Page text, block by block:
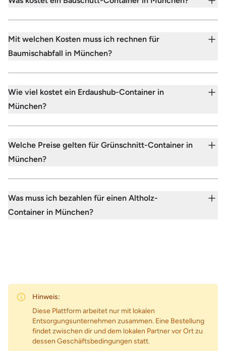
Mit welchen Kosten muss ich rechnen für
Baumischabfall in München?
Wie viel kostet ein Erdaushub-Container in
München?
Welche Preise gelten für Grünschnitt-Container in
München?
Was muss ich bezahlen für einen Altholz-
Container in München?
Hinweis:
Diese Plattform arbeitet nur mit lokalen
Entsorgungsunternehmen zusammen. Eine Bestellung
findet zwischen dir und dem lokalen Partner vor Ort zu
dessen Geschäftsbedingungen statt.